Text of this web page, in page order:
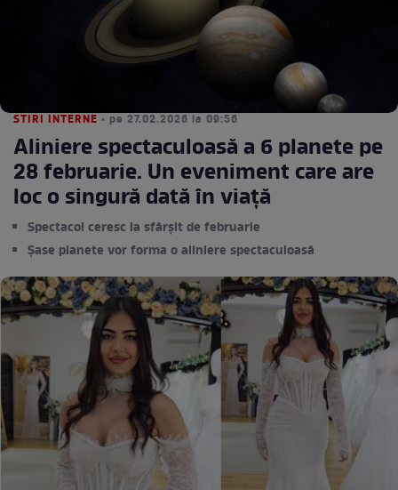
STIRI INTERNE • pe 27.02.2026 la 09:56
Aliniere spectaculoasă a 6 planete pe
28 februarie. Un eveniment care are
loc o singură dată în viață
Spectacol ceresc la sfârșit de februarie
Șase planete vor forma o aliniere spectaculoasă